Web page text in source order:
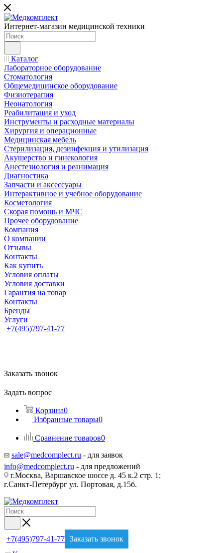
Интернет-магазин медицинской техники
Каталог
Лабораторное оборудование
Стоматология
Общемедицинское оборудование
Физиотерапия
Неонатология
Реабилитация и уход
Инструменты и расходные материалы
Хирургия и операционные
Медицинская мебель
Стерилизация, дезинфекция и утилизация
Акушерство и гинекология
Анестезиология и реанимация
Диагностика
Запчасти и аксессуары
Интерактивное и учебное оборудование
Косметология
Скорая помощь и МЧС
Прочее оборудование
Компания
О компании
Отзывы
Контакты
Как купить
Условия оплаты
Условия доставки
Гарантия на товар
Контакты
Бренды
Услуги
+7(495)797-41-77
Заказать звонок
Задать вопрос
Корзина0
Избранные товары0
Сравнение товаров0
sale@medcomplect.ru - для заявок
info@medcomplect.ru - для предложений
г.Москва, Варшавское шоссе д. 45 к.2 стр. 1;
г.Санкт-Петербург ул. Портовая, д.15б.
+7(495)797-41-77 Заказать звонок